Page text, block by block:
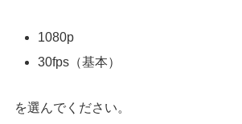
1080p
30fps（基本）
を選んでください。